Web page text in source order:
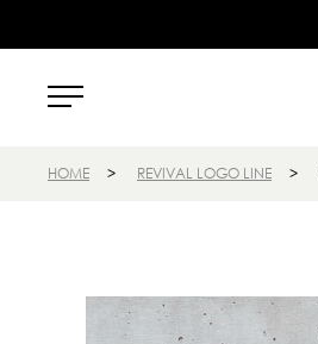
HOME > REVIVAL LOGO LINE >